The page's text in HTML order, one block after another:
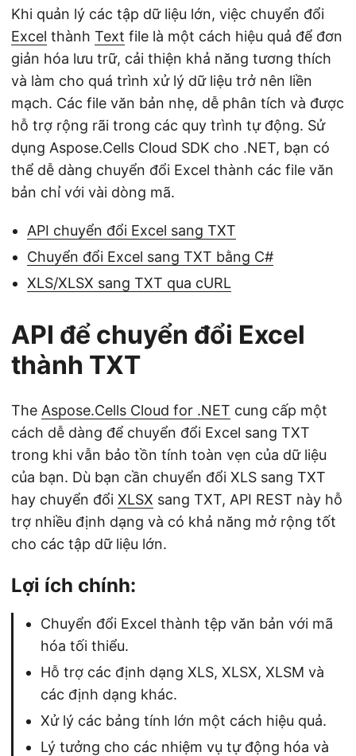
Khi quản lý các tập dữ liệu lớn, việc chuyển đổi
Excel thành Text file là một cách hiệu quả để đơn
giản hóa lưu trữ, cải thiện khả năng tương thích
và làm cho quá trình xử lý dữ liệu trở nên liền
mạch. Các file văn bản nhẹ, dễ phân tích và được
hỗ trợ rộng rãi trong các quy trình tự động. Sử
dụng Aspose.Cells Cloud SDK cho .NET, bạn có
thể dễ dàng chuyển đổi Excel thành các file văn
bản chỉ với vài dòng mã.
API chuyển đổi Excel sang TXT
Chuyển đổi Excel sang TXT bằng C#
XLS/XLSX sang TXT qua cURL
API để chuyển đổi Excel
thành TXT
The Aspose.Cells Cloud for .NET cung cấp một
cách dễ dàng để chuyển đổi Excel sang TXT
trong khi vẫn bảo tồn tính toàn vẹn của dữ liệu
của bạn. Dù bạn cần chuyển đổi XLS sang TXT
hay chuyển đổi XLSX sang TXT, API REST này hỗ
trợ nhiều định dạng và có khả năng mở rộng tốt
cho các tập dữ liệu lớn.
Lợi ích chính:
Chuyển đổi Excel thành tệp văn bản với mã
hóa tối thiểu.
Hỗ trợ các định dạng XLS, XLSX, XLSM và
các định dạng khác.
Xử lý các bảng tính lớn một cách hiệu quả.
Lý tưởng cho các nhiệm vụ tự động hóa và